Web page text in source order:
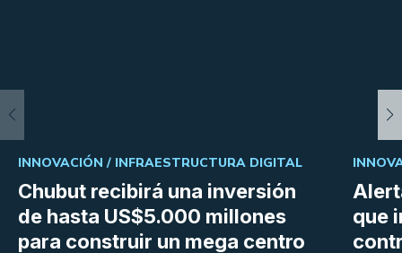
Chubut recibirá una inversión
de hasta US$5.000 millones
para construir un mega centro
INNOVACIÓN / INFRAESTRUCTURA DIGITAL
que